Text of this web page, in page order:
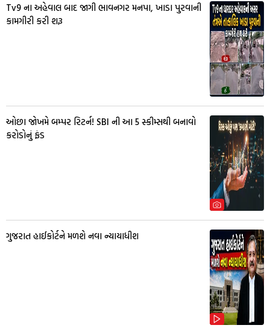
Tv9 ના અહેવાલ બાદ જાગી ભાવનગર મનપા, ખાડા પુરવાની
કામગીરી કરી શરૂ
ઓછા જોખમે બમ્પર રિટર્ન! SBI ની આ 5 સ્કીમ્સથી બનાવો
કરોડોનું ફંડ
ગુજરાત હાઈકોર્ટને મળશે નવા ન્યાયાધીશ